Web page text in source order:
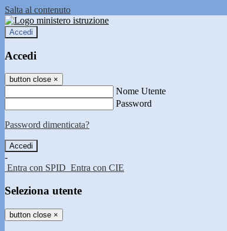
Salta al contenuto
Accedi
Accedi
button close ×
Nome Utente
Password
Password dimenticata?
-
Entra con SPID Entra con CIE
Seleziona utente
button close ×